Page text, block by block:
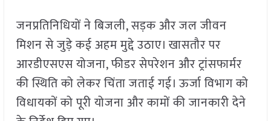
जनप्रतिनिधियों ने बिजली, सड़क और जल जीवन
मिशन से जुड़े कई अहम मुद्दे उठाए। खासतौर पर
आरडीएसएस योजना, फीडर सेपरेशन और ट्रांसफार्मर
की स्थिति को लेकर चिंता जताई गई। ऊर्जा विभाग को
विधायकों को पूरी योजना और कामों की जानकारी देने